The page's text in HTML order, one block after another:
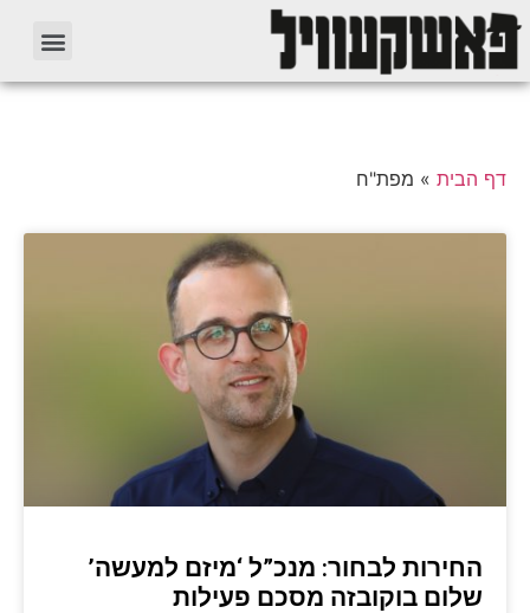
דף הבית » מפת"ח
החירות לבחור: מנכ”ל ‘מיזם למעשה’
שלום בוקובזה מסכם פעילות